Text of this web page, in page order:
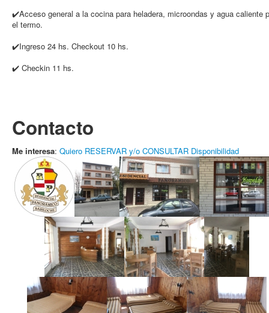
✔️Acceso general a la cocina para heladera, microondas y agua caliente
el termo.
✔️Ingreso 24 hs. Checkout 10 hs.
✔️ Checkin 11 hs.
Contacto
Me interesa: Quiero RESERVAR y/o CONSULTAR Disponibilidad